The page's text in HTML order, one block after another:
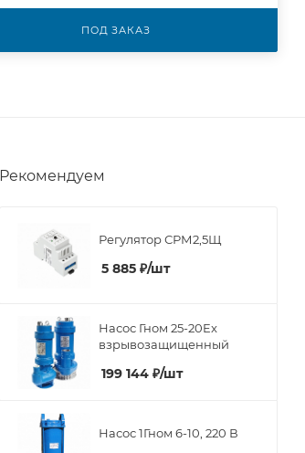
ПОД ЗАКАЗ
Рекомендуем
Регулятор СРМ2,5Щ
5 885 ₽/шт
Насос Гном 25-20Ex
взрывозащищенный
199 144 ₽/шт
Насос 1Гном 6-10, 220 В